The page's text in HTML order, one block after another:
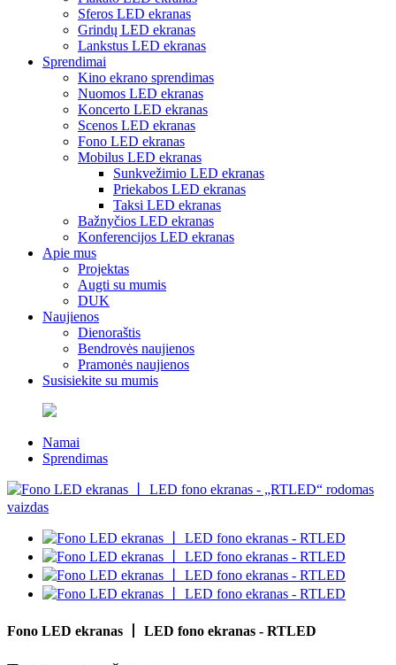
Sferos LED ekranas
Grindų LED ekranas
Lankstus LED ekranas
Sprendimai
Kino ekrano sprendimas
Nuomos LED ekranas
Koncerto LED ekranas
Scenos LED ekranas
Fono LED ekranas
Mobilus LED ekranas
Sunkvežimio LED ekranas
Priekabos LED ekranas
Taksi LED ekranas
Bažnyčios LED ekranas
Konferencijos LED ekranas
Apie mus
Projektas
Augti su mumis
DUK
Naujienos
Dienoraštis
Bendrovės naujienos
Pramonės naujienos
Susisiekite su mumis
Namai
Sprendimas
Fono LED ekranas 丨 LED fono ekranas - RTLED